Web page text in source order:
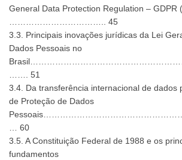
General Data Protection Regulation – GDPR
…………………………….. 45
3.3. Principais inovações jurídicas da Lei
Dados Pessoais no
……. 51
3.4. Da transferência internacional de dados
de Proteção de Dados
… 60
3.5. A Constituição Federal de 1988 e os
fundamentos